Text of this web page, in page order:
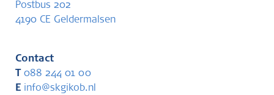
Postbus 202
4190 CE Geldermalsen
Contact
088 244 01 00
E info@skgikob.nl